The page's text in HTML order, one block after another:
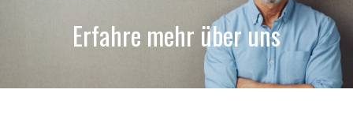
Erfahre mehr über uns